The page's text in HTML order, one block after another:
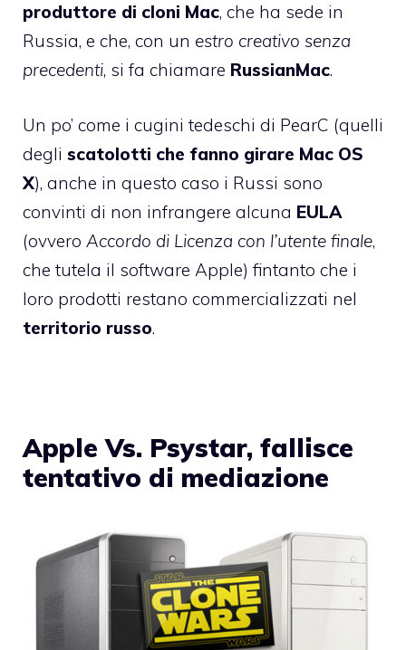
produttore di cloni Mac, che ha sede in
Russia, e che, con un estro creativo senza
precedenti, si fa chiamare RussianMac.
Un po’ come i cugini tedeschi di PearC (quelli
degli scatolotti che fanno girare Mac OS
X), anche in questo caso i Russi sono
convinti di non infrangere alcuna EULA
(ovvero Accordo di Licenza con l’utente finale,
che tutela il software Apple) fintanto che i
loro prodotti restano commercializzati nel
territorio russo.
Apple Vs. Psystar, fallisce
tentativo di mediazione